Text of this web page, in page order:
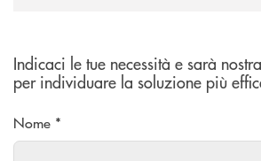
Indicaci le tue necessità e sarà
per individuare la soluzione più
Nome *